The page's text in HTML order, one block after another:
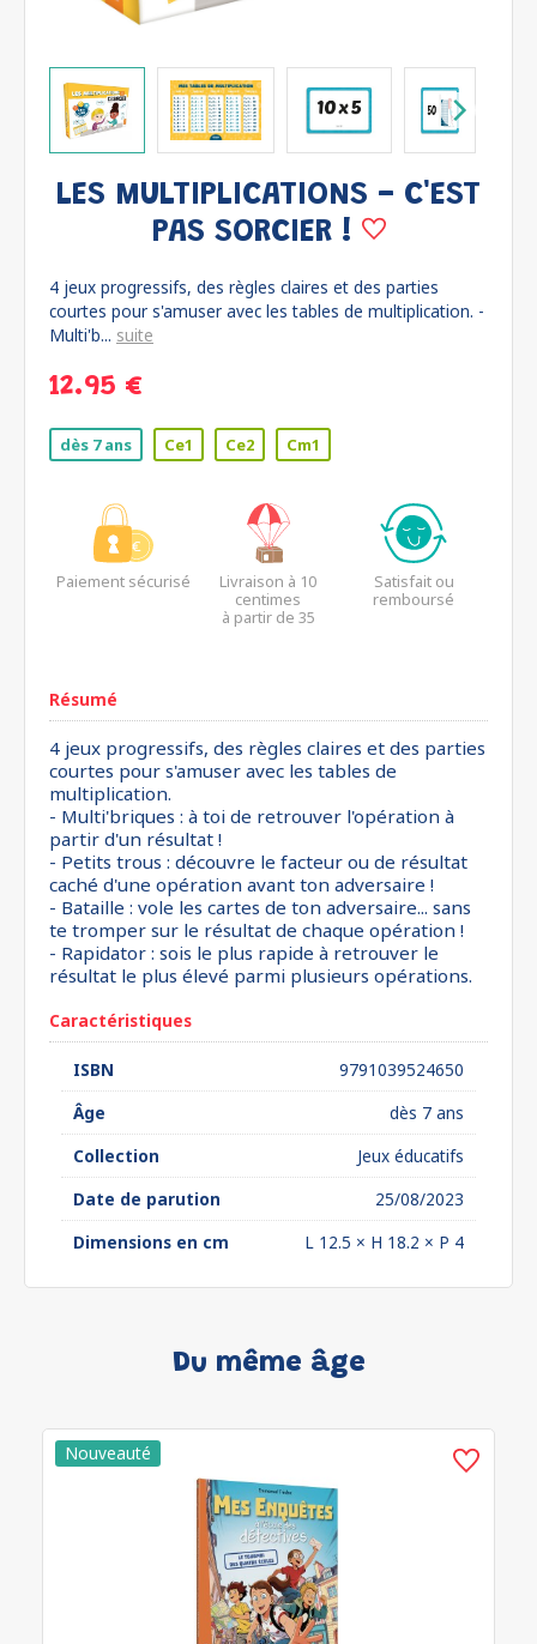
LES MULTIPLICATIONS - C'EST
PAS SORCIER !
4 jeux progressifs, des règles claires et des parties
courtes pour s'amuser avec les tables de multiplication. -
Multi'b... suite
12.95 €
dès 7 ans Ce1 Ce2 Cm1
Paiement sécurisé
Livraison à 10
centimes
à partir de 35
Satisfait ou
remboursé
Résumé
4 jeux progressifs, des règles claires et des parties
courtes pour s'amuser avec les tables de
multiplication.
- Multi'briques : à toi de retrouver l'opération à
partir d'un résultat !
- Petits trous : découvre le facteur ou de résultat
caché d'une opération avant ton adversaire !
- Bataille : vole les cartes de ton adversaire... sans
te tromper sur le résultat de chaque opération !
- Rapidator : sois le plus rapide à retrouver le
résultat le plus élevé parmi plusieurs opérations.
Caractéristiques
ISBN
9791039524650
Âge
dès 7 ans
Collection
Jeux éducatifs
Date de parution
25/08/2023
Dimensions en cm
L 12.5 × H 18.2 × P 4
Du même âge